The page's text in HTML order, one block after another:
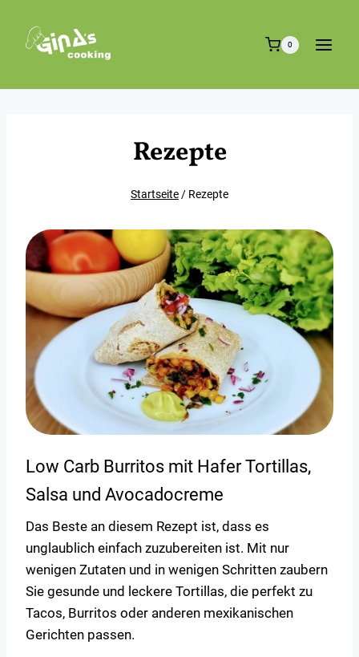
Inhalt
springen
0
Rezepte
Startseite/ Rezepte
Low Carb Burritos mit Hafer Tortillas,
Salsa und Avocadocreme
Das Beste an diesem Rezept ist, dass es
unglaublich einfach zuzubereiten ist. Mit nur
wenigen Zutaten und in wenigen Schritten zaubern
Sie gesunde und leckere Tortillas, die perfekt zu
Tacos, Burritos oder anderen mexikanischen
Gerichten passen.